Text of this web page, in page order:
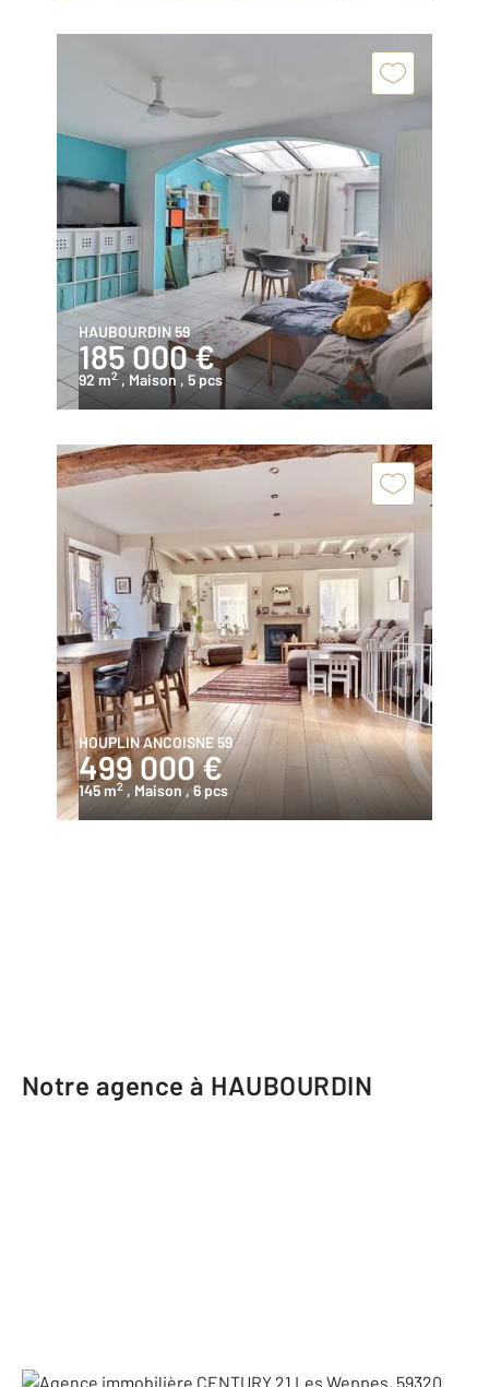
HAUBOURDIN 59
185 000 €
92 m2 , Maison , 5 pcs
HOUPLIN ANCOISNE 59
499 000 €
145 m2 , Maison , 6 pcs
Notre agence à HAUBOURDIN